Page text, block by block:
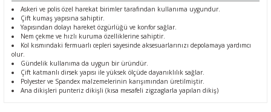
Askeri ve polis özel harekat birimler tarafından kullanıma uygundur.
Çift kumaş yapısına sahiptir.
Yapısından dolayı hareket özgürlüğü ve konfor sağlar.
Nem çekme ve hızlı kuruma özelliklerine sahiptir.
Kol kısmındaki fermuarlı cepleri sayesinde aksesuarlarınızı depolamaya yardımcı
olur.
Gündelik kullanıma da uygun bir üründür.
Çift katmanlı dirsek yapısı ile yüksek ölçüde dayanıklılık sağlar.
Polyester ve Spandex malzemelerinin karışımından üretilmiştir.
Ana dikişleri punteriz dikişli (kısa mesafeli zigzaglarla yapılan dikiş)